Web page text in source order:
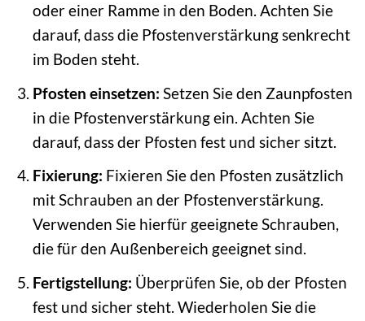
oder einer Ramme in den Boden. Achten Sie
darauf, dass die Pfostenverstärkung senkrecht
im Boden steht.
Pfosten einsetzen: Setzen Sie den Zaunpfosten
in die Pfostenverstärkung ein. Achten Sie
darauf, dass der Pfosten fest und sicher sitzt.
Fixierung: Fixieren Sie den Pfosten zusätzlich
mit Schrauben an der Pfostenverstärkung.
Verwenden Sie hierfür geeignete Schrauben,
die für den Außenbereich geeignet sind.
Fertigstellung: Überprüfen Sie, ob der Pfosten
fest und sicher steht. Wiederholen Sie die